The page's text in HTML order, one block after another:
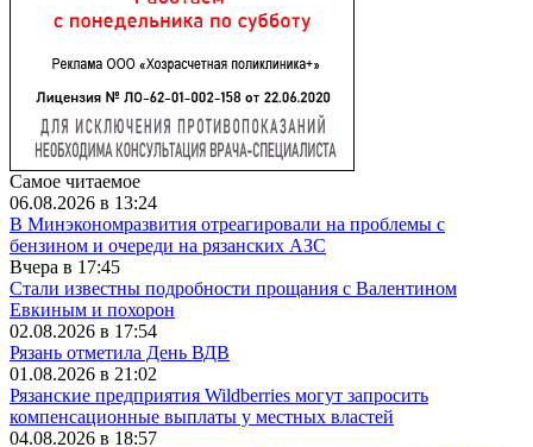
Самое читаемое
06.08.2026 в 13:24
В Минэкономразвития отреагировали на проблемы с
бензином и очереди на рязанских АЗС
Вчера в 17:45
Стали известны подробности прощания с Валентином
Евкиным и похорон
02.08.2026 в 17:54
Рязань отметила День ВДВ
01.08.2026 в 21:02
Рязанские предприятия Wildberries могут запросить
компенсационные выплаты у местных властей
04.08.2026 в 18:57